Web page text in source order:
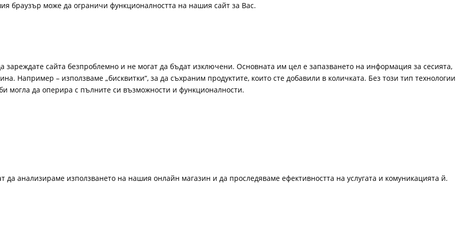
браузър може да ограничи функционалността на нашия сайт за Вас.
зареждате сайта безпроблемно и не могат да бъдат изключени. Основната им цел е запазването на информация за сесията,
Например – използваме „бисквитки“, за да съхраним продуктите, които сте добавили в количката. Без този тип технологии
могла да оперира с пълните си възможности и функционалности.
да анализираме използването на нашия онлайн магазин и да проследяваме ефективността на услугата и комуникацията й.